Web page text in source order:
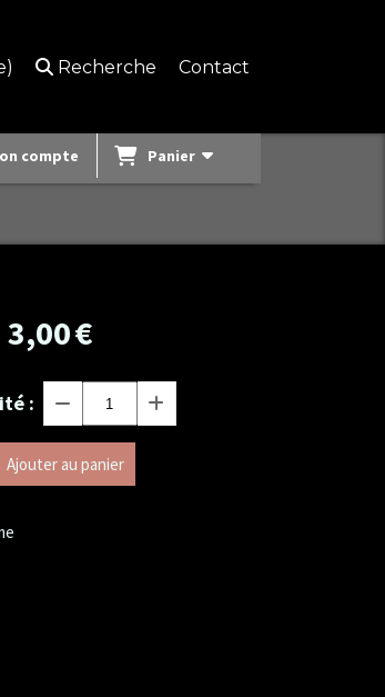
compte Panier
Recherche Contact
3,00€
:
Ajouter au panier